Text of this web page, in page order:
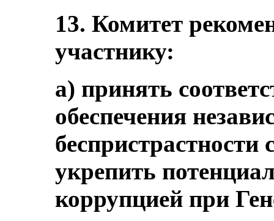
13. Комитет
участнику:
a) принять
обеспечения
беспристрастности
укрепить
коррупцией при